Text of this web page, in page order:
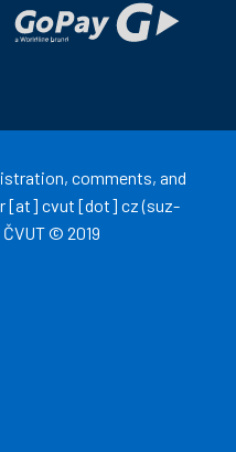
comments, and
[at] cvut [dot] cz(suz-
ČVUT © 2019